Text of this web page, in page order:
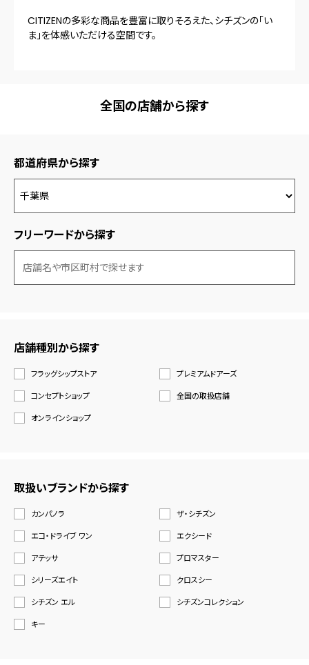
CITIZENの多彩な商品を豊富に取りそろえた、シチズンの「い
ま」を体感いただける空間です。
全国の店舗から探す
都道府県から探す
フリーワードから探す
店舗種別から探す
フラッグシップストア
プレミアムドアーズ
コンセプトショップ
全国の取扱店舗
オンラインショップ
取扱いブランドから探す
カンパノラ
ザ・シチズン
エコ・ドライブ ワン
エクシード
アテッサ
プロマスター
シリーズエイト
クロスシー
シチズン エル
シチズンコレクション
キー